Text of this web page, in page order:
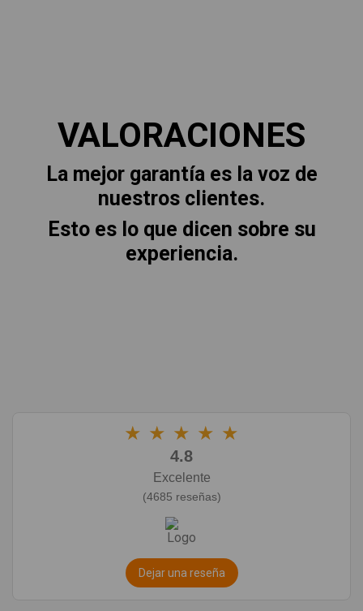
VALORACIONES
La mejor garantía es la voz de
nuestros clientes.
Esto es lo que dicen sobre su
experiencia.
★ ★ ★ ★ ★
4.8
Excelente
(4685 reseñas)
Dejar una reseña